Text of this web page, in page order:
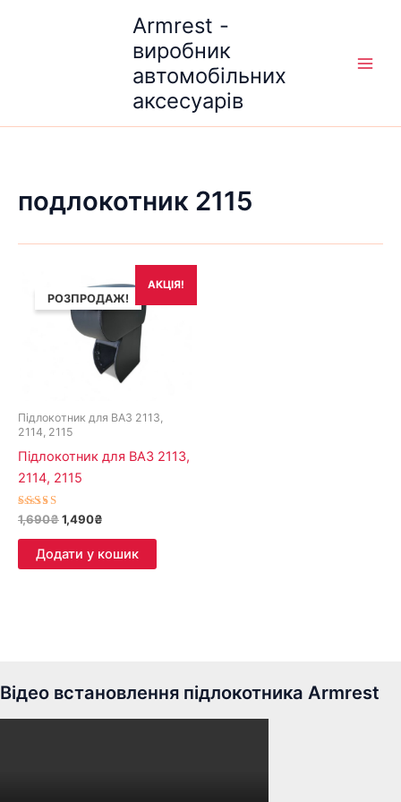
Armrest -
виробник
автомобільних
аксесуарів
подлокотник 2115
АКЦІЯ!
РОЗПРОДАЖ!
Підлокотник для ВАЗ 2113,
2114, 2115
Підлокотник для ВАЗ 2113,
2114, 2115
Оцінено в
5.00
з 5
1,690₴
ціна:
1,690₴.
1,490₴
ціна:
1,490₴.
Додати у кошик
Відео встановлення підлокотника Armrest